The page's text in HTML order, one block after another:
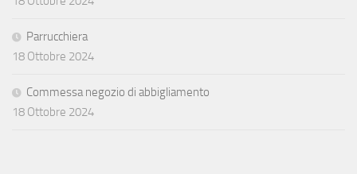
Parrucchiera
18 Ottobre 2024
Commessa negozio di abbigliamento
18 Ottobre 2024